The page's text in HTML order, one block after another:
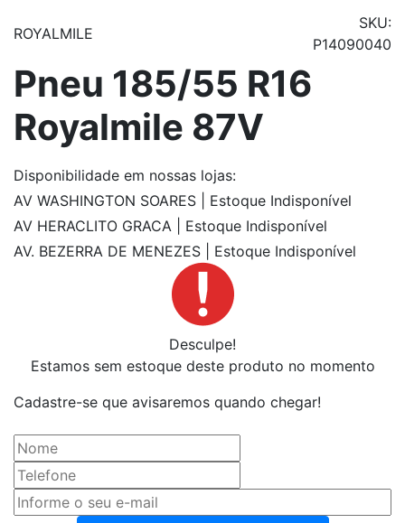
ROYALMILE
SKU:
P14090040
Pneu 185/55 R16
Royalmile 87V
Disponibilidade em nossas lojas:
AV WASHINGTON SOARES | Estoque Indisponível
AV HERACLITO GRACA | Estoque Indisponível
AV. BEZERRA DE MENEZES | Estoque Indisponível
Desculpe!
Estamos sem estoque deste produto no momento
Cadastre-se que avisaremos quando chegar!